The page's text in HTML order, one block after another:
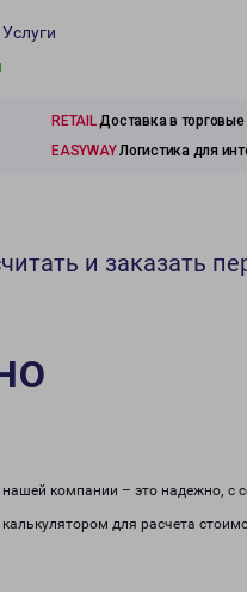
Услуги
RETAILДоставка в
EASYWAYЛогистика для
и заказать
нашей компании – это надежно,
для расчета